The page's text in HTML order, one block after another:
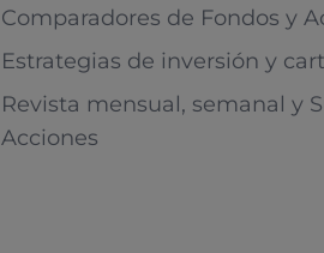
Comparadores de Fondos y
Estrategias de inversión y
Revista mensual, semanal y
Acciones